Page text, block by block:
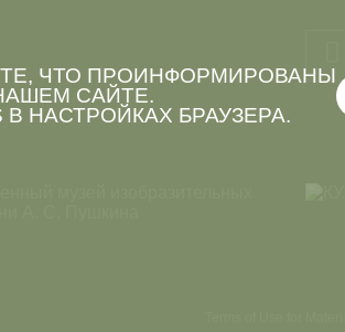
ЧТО ПРОИНФОРМИРОВАНЫ
САЙТЕ.
НАСТРОЙКАХ БРАУЗЕРА.